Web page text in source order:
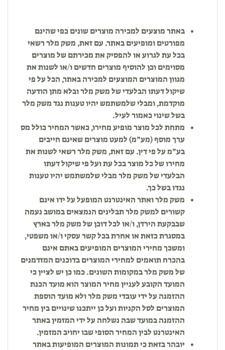
באתר מוצעים למכירה מוצרים שונים כפי שהינם
מפורטים ומופיעים באתר. עם זאת, משק מלר רשאי
בכל עת לגרוע או להפסיק את מכירתם של מוצרים
מסוימים וכן להוסיף מוצרים חדשים ו/או לשנות את
מגוון המוצרים המוצעים למכירה באתר, הכל על פי
שיקול דעתו הבלעדי של משק מלר ובלא מתן הודעה
מוקדמת, ומבלי שלמשתמש יהיו טענות נגד משק מלר
בשל שינוי כאמור לעיל.
מתחת לכל מוצר מופיע מחירו, כאשר המחיר כולל מס
ערך מוסף (מע”מ) למעט מוצרים שאינם חייבים
בע”מ על פי דין. עם זאת, משק מלר רשאי לשנות את
מחירו של כל מוצר בכל עת ועל פי שיקול דעתו
הבלעדי של משק מלר מבלי שלמשתמש יהיו טענות
נגדו בשל כך.
משק מלר ואתר האינטרנט המופעל על ידו אינם
קשורים למשק מלר תבלינים הנמצאים במושב נעמה
שבבקעת הירדן, ו/או לכל דוכן של משק מלר בארץ
במסגרת כזאת או אחרת בכל קשר עסקי ו/או משפטי,
ומשכך מחירי המוצרים המופיעים באתם אינם
בהכרח תואמים למחירי המוצרים בדוכנים המזדמנים
של משק מלר במקומות השונים. כמו כן יש לציין כי
המועד הקובע לעניין מחיר המוצר הוא מועד הכנת
ההזמנה על ידי עובדי משק מלר ולא מועד הוספת
המוצרים לסל הקניות ועל כן ייתכנו שינויים בין מחיר
ההזמנה במועד שבה נשלחה על ידי המזמין באתר
האינטרנט לבין המחיר הסופי שבו יחויב המזמין.
יובהר בזאת כי תמונות המוצרים המופיעות באתר